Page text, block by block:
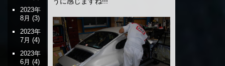
2023年
8月 (3)
2023年
7月 (4)
2023年
6月 (4)